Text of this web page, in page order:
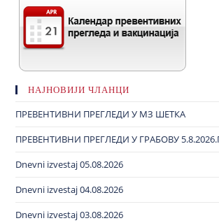
НАЈНОВИЈИ ЧЛАНЦИ
ПРЕВЕНТИВНИ ПРЕГЛЕДИ У МЗ ШЕТКА
ПРЕВЕНТИВНИ ПРЕГЛЕДИ У ГРАБОВУ
Dnevni izvestaj 05.08.2026
Dnevni izvestaj 04.08.2026
Dnevni izvestaj 03.08.2026